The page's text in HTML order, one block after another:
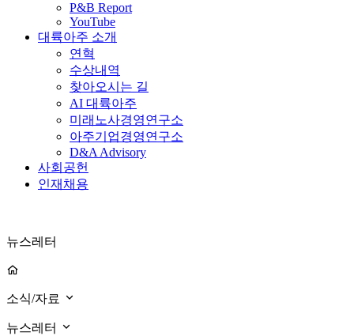
P&B Report
YouTube
대륙아주 소개
연혁
수상내역
찾아오시는 길
AI 대륙아주
미래노사경영연구소
아주기업경영연구소
D&A Advisory
사회공헌
인재채용
뉴스레터
소식/자료
뉴스레터